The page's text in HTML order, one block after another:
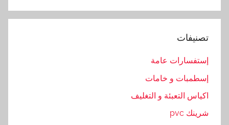
س
و
د
,
ا
تصنيفات
إستفسارات عامة
إسطمبات و خامات
اكياس التعبئة و التغليف
شرينك pvc